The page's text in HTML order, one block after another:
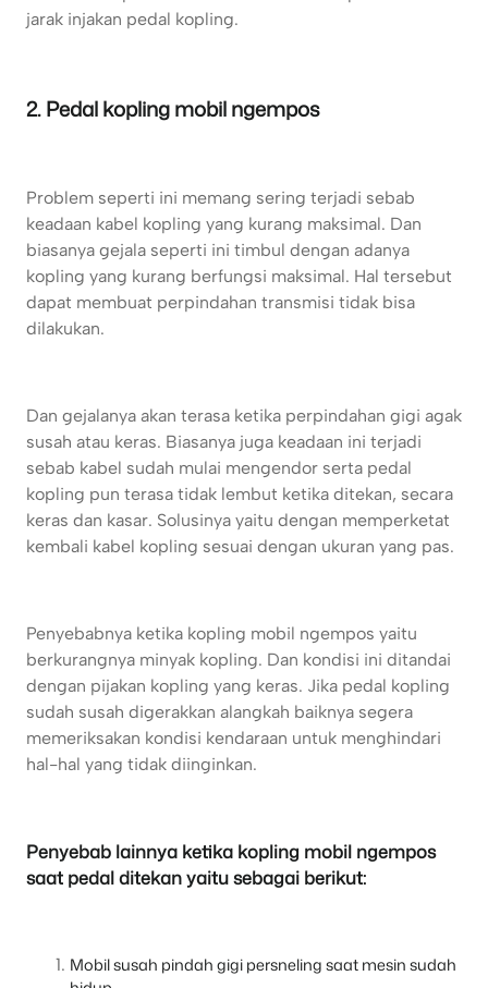
jarak injakan pedal kopling.
2. Pedal kopling mobil ngempos
Problem seperti ini memang sering terjadi sebab
keadaan kabel kopling yang kurang maksimal. Dan
biasanya gejala seperti ini timbul dengan adanya
kopling yang kurang berfungsi maksimal. Hal tersebut
dapat membuat perpindahan transmisi tidak bisa
dilakukan.
Dan gejalanya akan terasa ketika perpindahan gigi agak
susah atau keras. Biasanya juga keadaan ini terjadi
sebab kabel sudah mulai mengendor serta pedal
kopling pun terasa tidak lembut ketika ditekan, secara
keras dan kasar. Solusinya yaitu dengan memperketat
kembali kabel kopling sesuai dengan ukuran yang pas.
Penyebabnya ketika kopling mobil ngempos yaitu
berkurangnya minyak kopling. Dan kondisi ini ditandai
dengan pijakan kopling yang keras. Jika pedal kopling
sudah susah digerakkan alangkah baiknya segera
memeriksakan kondisi kendaraan untuk menghindari
hal-hal yang tidak diinginkan.
Penyebab lainnya ketika kopling mobil ngempos
saat pedal ditekan yaitu sebagai berikut:
Mobil susah pindah gigi persneling saat mesin sudah